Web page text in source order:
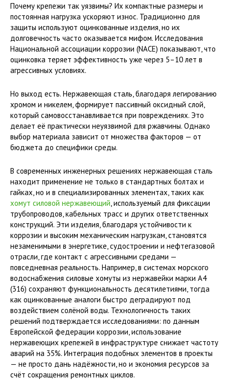
Почему крепежи так уязвимы? Их компактные размеры и
постоянная нагрузка ускоряют износ. Традиционно для
защиты используют оцинкованные изделия, но их
долговечность часто оказывается мифом. Исследования
Национальной ассоциации коррозии (NACE) показывают, что
оцинковка теряет эффективность уже через 5–10 лет в
агрессивных условиях.
Но выход есть. Нержавеющая сталь, благодаря легированию
хромом и никелем, формирует пассивный оксидный слой,
который самовосстанавливается при повреждениях. Это
делает её практически неуязвимой для ржавчины. Однако
выбор материала зависит от множества факторов — от
бюджета до специфики среды.
В современных инженерных решениях нержавеющая сталь
находит применение не только в стандартных болтах и
гайках, но и в специализированных элементах, таких как
хомут силовой нержавеющий , используемый для фиксации
трубопроводов, кабельных трасс и других ответственных
конструкций. Эти изделия, благодаря устойчивости к
коррозии и высоким механическим нагрузкам, становятся
незаменимыми в энергетике, судостроении и нефтегазовой
отрасли, где контакт с агрессивными средами —
повседневная реальность. Например, в системах морского
водоснабжения силовые хомуты из нержавейки марки A4
(316) сохраняют функциональность десятилетиями, тогда
как оцинкованные аналоги быстро деградируют под
воздействием солёной воды. Технологичность таких
решений подтверждается исследованиями: по данным
Европейской федерации коррозии, использование
нержавеющих крепежей в инфраструктуре снижает частоту
аварий на 35%. Интеграция подобных элементов в проекты
— не просто дань надёжности, но и экономия ресурсов за
счёт сокращения ремонтных циклов.